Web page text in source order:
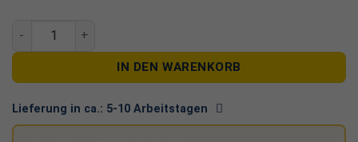
Eigenschaften: V8 D+ Edelstahl PV Dachhaken 3-fach
verstellbar 1.4301 MT123 Standard
Material: A2 Edelstahl 1.4301;
V8 D+ Dachhaken 3-fach verstellbar Edelstahl MT123
IN DEN WARENKORB
Lieferung in ca.: 5-10 Arbeitstagen